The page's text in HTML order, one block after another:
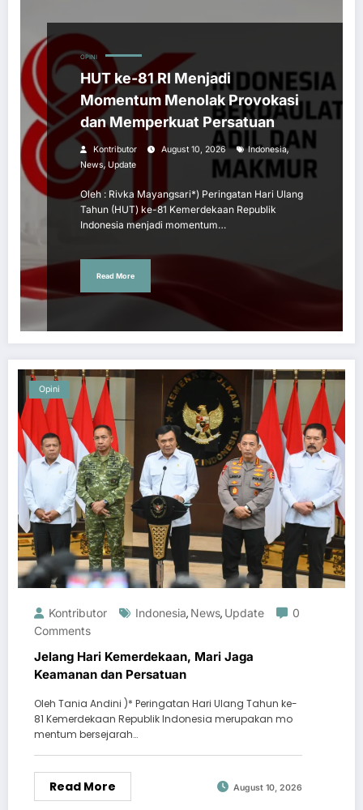
OPINI
HUT ke-81 RI Menjadi
Momentum Menolak Provokasi
dan Memperkuat Persatuan
Kontributor August 10, 2026 Indonesia,
News, Update
Oleh : Rivka Mayangsari*) Peringatan Hari Ulang
Tahun (HUT) ke-81 Kemerdekaan Republik
Indonesia menjadi momentum…
Read More
Opini
Kontributor Indonesia, News, Update
0
Comments
Jelang Hari Kemerdekaan, Mari Jaga
Keamanan dan Persatuan
Oleh Tania Andini )* Peringatan Hari Ulang Tahun ke-
81 Kemerdekaan Republik Indonesia merupakan mo
mentum bersejarah…
Read More August 10, 2026